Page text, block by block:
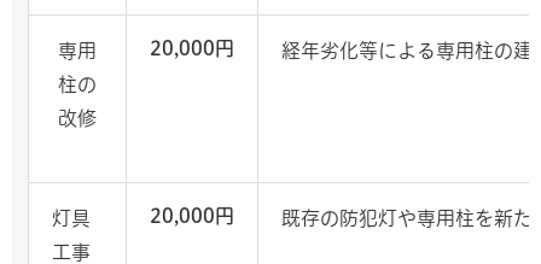
専用
柱の
改修
20,000円 経年劣化等による専用柱の建
灯具
工事
20,000円 既存の防犯灯や専用柱を新